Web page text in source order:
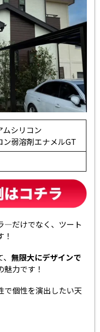
ムシリコン
ン弱溶剤エナメルGT
―だけでなく、ツート
、無限大にデザインで
力です！
個性を演出したい天